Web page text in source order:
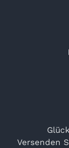
Versenden